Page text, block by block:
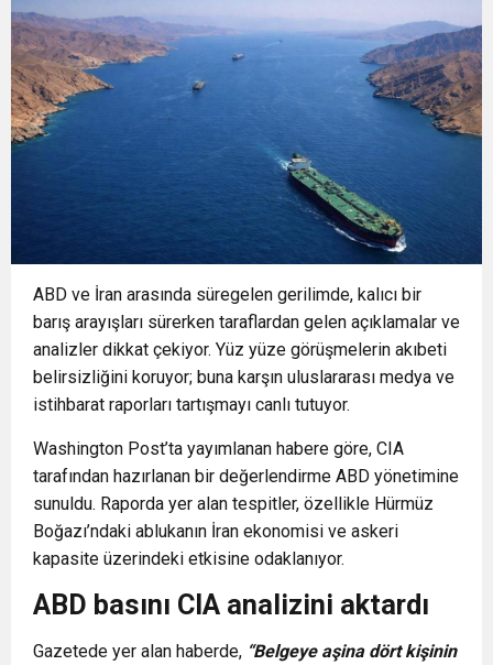
ARTIRIYOR
23:18 AÇIKHAVA’DA ‘CİMRİ’YE ALKIŞ YAĞMURU
13:13 Osmangazi’de Yeşil Alanlar Titizlikle
BÜYÜKORHAN’DA ŞENLİK COŞKUSU
“İzmir’de zeybek bilmeyen kalmasın” çağrısı
500 kişilik topluluğa dönüştü
0:37 SATRANÇTA BURSA BÜYÜKŞEHİR FARKI
ABD ve İran arasında süregelen gerilimde, kalıcı bir
barış arayışları sürerken taraflardan gelen açıklamalar ve
analizler dikkat çekiyor. Yüz yüze görüşmelerin akıbeti
belirsizliğini koruyor; buna karşın uluslararası medya ve
istihbarat raporları tartışmayı canlı tutuyor.
Washington Post’ta yayımlanan habere göre, CIA
tarafından hazırlanan bir değerlendirme ABD yönetimine
sunuldu. Raporda yer alan tespitler, özellikle Hürmüz
Boğazı’ndaki ablukanın İran ekonomisi ve askeri
kapasite üzerindeki etkisine odaklanıyor.
ABD basını CIA analizini aktardı
Gazetede yer alan haberde, “Belgeye aşina dört kişinin